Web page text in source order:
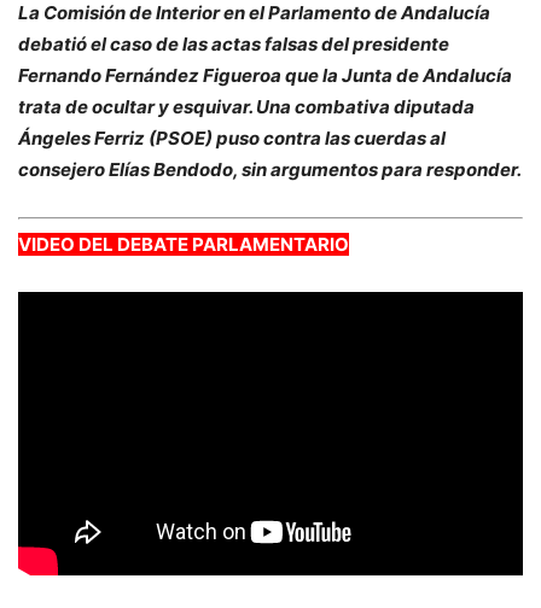
La Comisión de Interior en el Parlamento de Andalucía
debatió el caso de las actas falsas del presidente
Fernando Fernández Figueroa que la Junta de Andalucía
trata de ocultar y esquivar. Una combativa diputada
Ángeles Ferriz (PSOE) puso contra las cuerdas al
consejero Elías Bendodo, sin argumentos para responder.
VIDEO DEL DEBATE PARLAMENTARIO